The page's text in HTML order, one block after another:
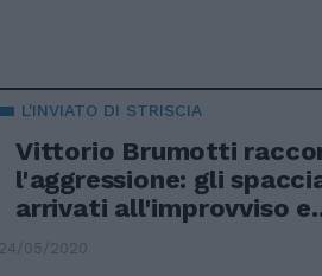
L'INVIATO DI STRISCIA
Vittorio Brumotti
l'aggressione: gli
arrivati all'improvviso
24/05/2020